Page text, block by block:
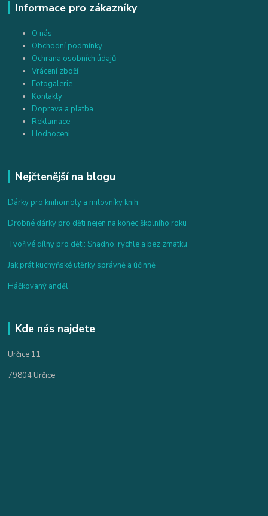
Informace pro zákazníky
O nás
Obchodní podmínky
Ochrana osobních údajů
Vrácení zboží
Fotogalerie
Kontakty
Doprava a platba
Reklamace
Hodnoceni
Nejčtenější na blogu
Dárky pro knihomoly a milovníky knih
Drobné dárky pro děti nejen na konec školního roku
Tvořivé dílny pro děti: Snadno, rychle a bez zmatku
Jak prát kuchyňské utěrky správně a účinně
Háčkovaný anděl
Kde nás najdete
Určice 11
79804 Určice